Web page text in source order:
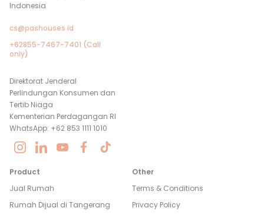
Indonesia
cs@pashouses.id
+62855-7467-7401 (Call
only)
Direktorat Jenderal
Perlindungan Konsumen dan
Tertib Niaga
Kementerian Perdagangan RI
WhatsApp: +62 853 1111 1010
Product
Jual Rumah
Rumah Dijual di Tangerang
Other
Terms & Conditions
Privacy Policy